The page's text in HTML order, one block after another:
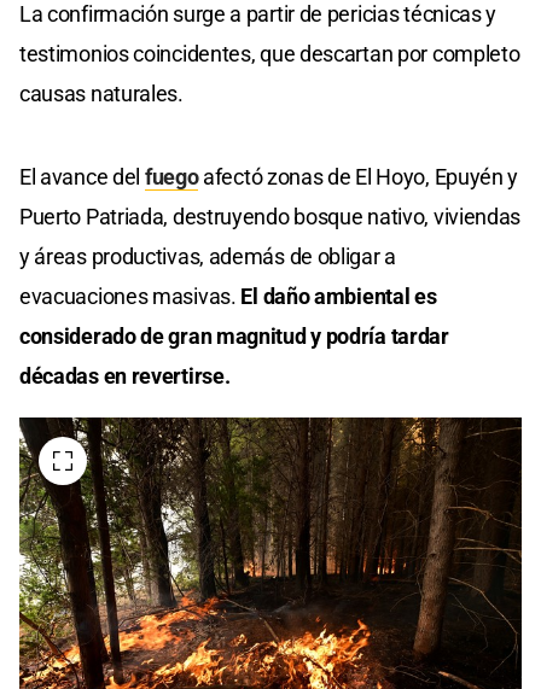
La confirmación surge a partir de pericias técnicas y
testimonios coincidentes, que descartan por completo
causas naturales.
El avance del fuegoafectó zonas de El Hoyo, Epuyén y
Puerto Patriada, destruyendo bosque nativo, viviendas
y áreas productivas, además de obligar a
evacuaciones masivas. El daño ambiental es
considerado de gran magnitud y podría tardar
décadas en revertirse.